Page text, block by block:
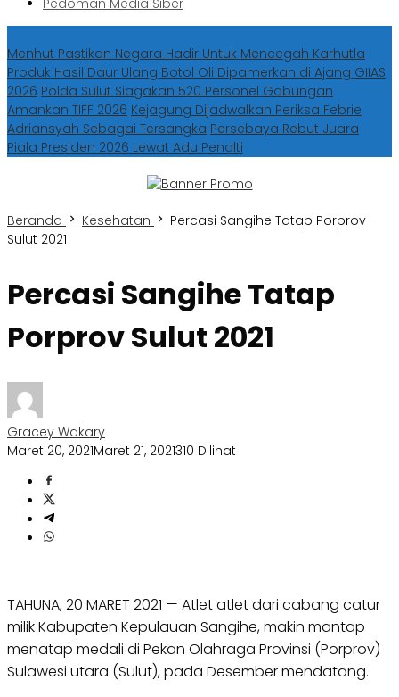
Pedoman Media Siber
Menhut Pastikan Negara Hadir Untuk Mencegah Karhutla
Produk Hasil Daur Ulang Botol Oli Dipamerkan di Ajang GIIAS
2026 Polda Sulut Siagakan 520 Personel Gabungan
Amankan TIFF 2026 Kejagung Dijadwalkan Periksa Febrie
Adriansyah Sebagai Tersangka Persebaya Rebut Juara
Piala Presiden 2026 Lewat Adu Penalti
Beranda Kesehatan
Percasi Sangihe Tatap Porprov
Sulut 2021
Percasi Sangihe Tatap
Porprov Sulut 2021
Gracey Wakary
Maret 20, 2021Maret 21, 2021310 Dilihat
TAHUNA, 20 MARET 2021 — Atlet atlet dari cabang catur
milik Kabupaten Kepulauan Sangihe, makin mantap
menatap medali di Pekan Olahraga Provinsi (Porprov)
Sulawesi utara (Sulut), pada Desember mendatang.